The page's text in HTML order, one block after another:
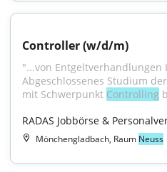
Controller (w/d/m)
"...von Entgeltverhandlungen
Abgeschlossenes Studium
mit Schwerpunkt Controlling
RADAS Jobbörse &
Mönchengladbach, Raum Neuss